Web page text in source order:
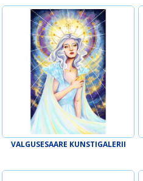
VALGUSESAARE KUNSTIGALERII